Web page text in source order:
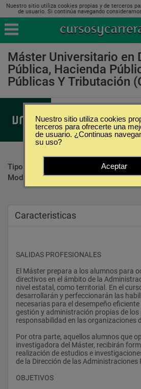
Nuestro sitio utiliza cookies propias y de terceros
de usuario. Si continúa navegando
Máster Universitario en
Pública, Hacienda
Públicas Y Tributación
Universidad
Distancia
Tipo:
Maestrías
Modalidad:
Online
Caracteristicas
SALIDAS PROFESIONALES
El Máster prepara a los alumnos para
directivos en el ámbito de la
nivel estatal, como territorial. En el
desarrollarán y perfeccionarán las
necesarias para el desempeño
gestión y administración propias de los
responsabilidad en las organizaciones
Por otra parte, aquellos alumnos que
investigadora del Máster, recibirán
realización de estudios e
de la Dirección de las
OBJETIVOS
Nuestro sitio utiliza cookies
terceros para ofrecerte una
de usuario. ¿Continuas
su uso?
Aceptar